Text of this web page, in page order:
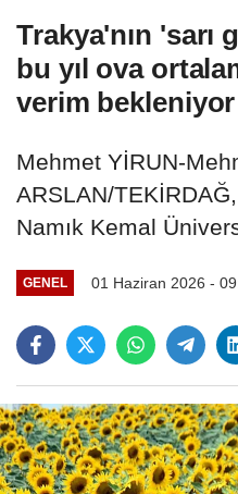
Trakya'nın 'sarı
bu yıl ova
verim bekleniyor
Mehmet YİRUN-
ARSLAN/
Namık Kemal
GENEL 01 Haziran 2026 -